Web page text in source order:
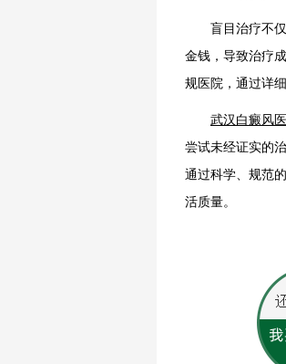
盲目治疗不仅
金钱，导致治疗
规医院，通过详
武汉白癜风
尝试未经证实的
通过科学、规范
活质量。